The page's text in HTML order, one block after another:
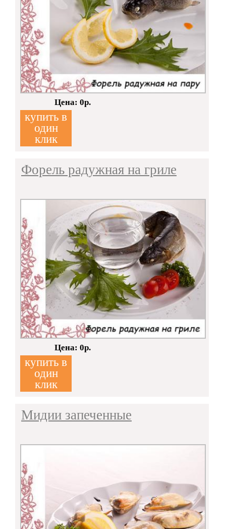
купить в
один
клик
Цена: 0р.
купить в
один
клик
Форель радужная на гриле
Цена: 0р.
Мидии запеченные